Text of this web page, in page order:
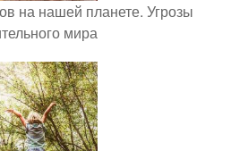
на нашей планете. Угрозы
мира